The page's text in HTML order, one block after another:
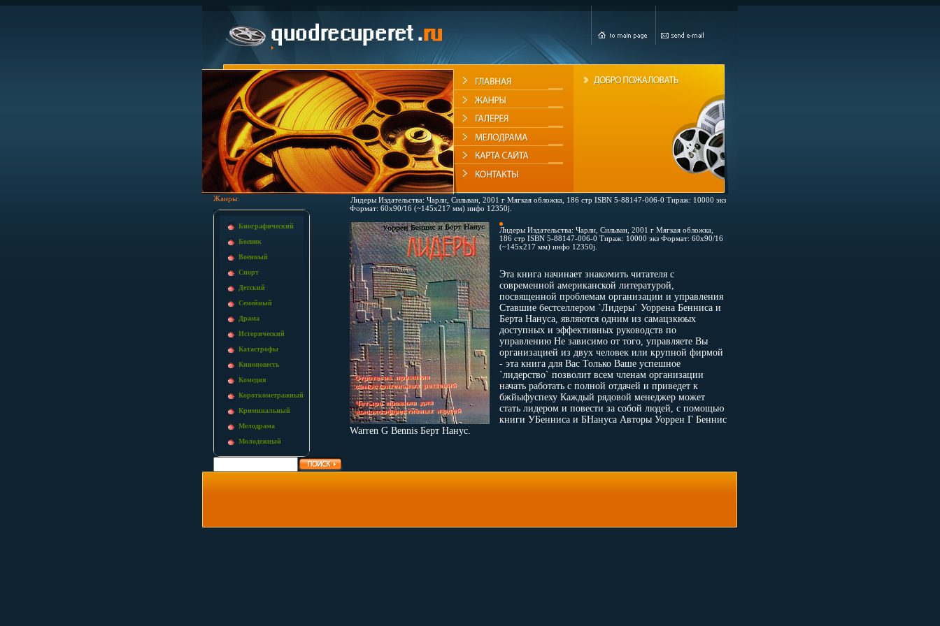
Жанры:
Биографический
Боевик
Военный
Спорт
Детский
Семейный
Драма
Исторический
Катастрофы
Киноповесть
Комедия
Короткометражный
Криминальный
Мелодрама
Молодежный
Лидеры Издательства: Чарли, Сильван, 2001 г Мягкая обложка, 186 стр ISBN 5-88147-006-0 Тираж: 10000 экз
Формат: 60x90/16 (~145х217 мм) инфо 12350j.
Лидеры Издательства: Чарли, Сильван, 2001 г Мягкая обложка,
186 стр ISBN 5-88147-006-0 Тираж: 10000 экз Формат: 60x90/16
(~145х217 мм) инфо 12350j.
Эта книга начинает знакомить читателя с
современной американской литературой,
посвященной проблемам организации и управления
Ставшие бестселлером `Лидеры` Уоррена Бенниса и
Берта Нануса, являются одним из самацзкюых
доступных и эффективных руководств по
управлению Не зависимо от того, управляете Вы
организацией из двух человек или крупной фирмой
- эта книга для Вас Только Ваше успешное
`лидерство` позволит всем членам организации
начать работать с полной отдачей и приведет к
бжйыфуспеху Каждый рядовой менеджер может
стать лидером и повести за собой людей, с помощью
книги УБенниса и БНануса Авторы Уоррен Г Беннис
Warren G Bennis Берт Нанус.